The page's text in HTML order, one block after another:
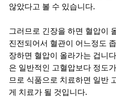
않았다고 볼 수 있습니다.
그러므로 긴장을 하면 혈압이
진전되어서 혈관이 어느정도
장하면 혈압이 올라가는 겁니
은 일반적인 고혈압보다 정도
므로 식품으로 치료하면 일반
게 치료가 될 것입니다.